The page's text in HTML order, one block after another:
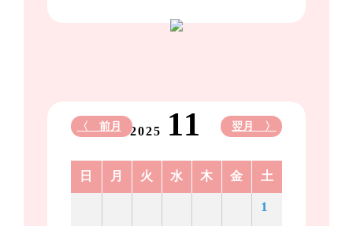
2025 11
〈 前月 翌月 〉
日 月 火 水 木 金 土
1